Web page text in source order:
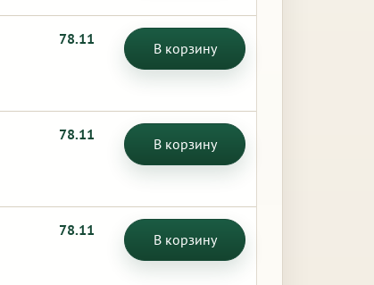
78.11
В корзину
78.11
В корзину
78.11
В корзину